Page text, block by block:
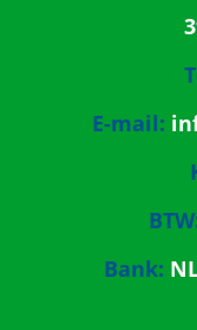
E-mail:
Bank: